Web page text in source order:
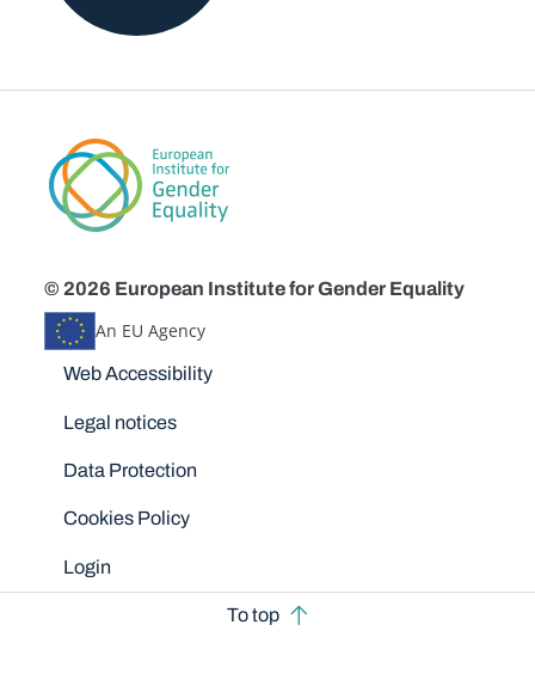
© 2026 European Institute for Gender Equality
An EU Agency
Disclaimers
Web Accessibility
Legal notices
Data Protection
Cookies Policy
Login
To top